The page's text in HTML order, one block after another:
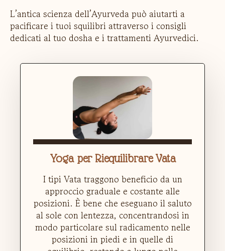
L’antica scienza dell’Ayurveda può aiutarti a
pacificare i tuoi squilibri attraverso i consigli
dedicati al tuo dosha e i trattamenti Ayurvedici.
Yoga per Riequilibrare Vata
I tipi Vata traggono beneficio da un
approccio graduale e costante alle
posizioni. È bene che eseguano il saluto
al sole con lentezza, concentrandosi in
modo particolare sul radicamento nelle
posizioni in piedi e in quelle di